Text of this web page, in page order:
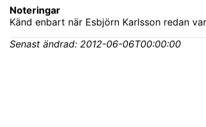
Noteringar
Känd enbart när Esbjörn Karlsson redan
Senast ändrad: 2012-06-06T00:00:00